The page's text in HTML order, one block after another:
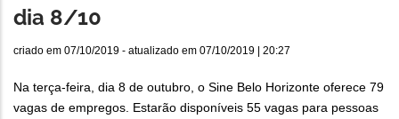
dia 8/10
criado em 07/10/2019 - atualizado em 07/10/2019 | 20:27
Na terça-feira, dia 8 de outubro, o Sine Belo Horizonte oferece 79
vagas de empregos. Estarão disponíveis 55 vagas para pessoas